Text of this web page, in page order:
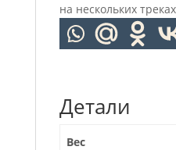
на нескольких
Детали
Вес